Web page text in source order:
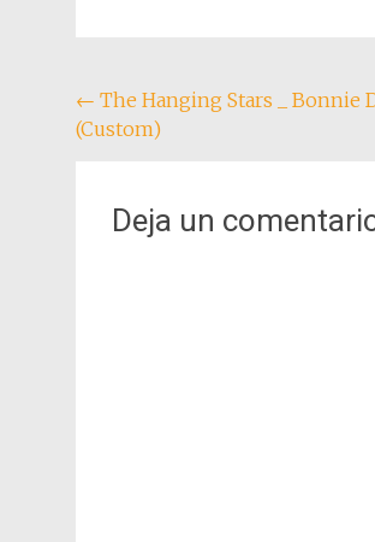
Navegación
de
← The Hanging Stars _ Bonnie
(Custom)
Deja un